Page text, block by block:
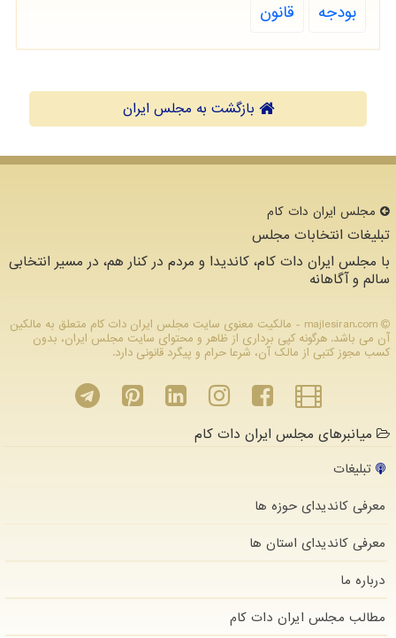
بودجه
قانون
بازگشت به مجلس ایران
مجلس ایران دات كام
تبلیغات انتخابات مجلس
با مجلس ایران دات کام، کاندیدا و مردم در کنار هم، در مسیر انتخابی
سالم و آگاهانه
majlesiran.com - مالکیت معنوی سایت مجلس ایران دات كام متعلق به مالکین
آن می باشد. هرگونه کپی برداری از ظاهر و محتوای سایت مجلس ایران، بدون
کسب مجوز کتبی از مالک آن، شرعا حرام و پیگرد قانونی دارد.
میانبرهای مجلس ایران دات کام
تبلیغات
معرفی کاندیدای حوزه ها
معرفی کاندیدای استان ها
درباره ما
مطالب مجلس ایران دات كام